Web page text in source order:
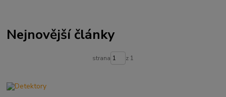
Nejnovější články
strana z 1